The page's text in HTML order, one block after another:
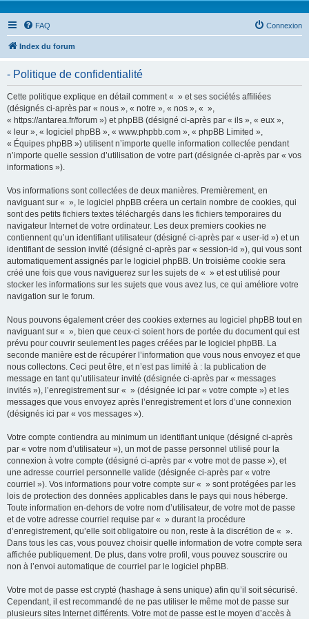
FAQ Connexion
Index du forum
- Politique de confidentialité
Cette politique explique en détail comment « » et ses sociétés affiliées
(désignés ci-après par « nous », « notre », « nos », « »,
« https://antarea.fr/forum ») et phpBB (désigné ci-après par « ils », « eux »,
« leur », « logiciel phpBB », « www.phpbb.com », « phpBB Limited »,
« Équipes phpBB ») utilisent n’importe quelle information collectée pendant
n’importe quelle session d’utilisation de votre part (désignée ci-après par « vos
informations »).
Vos informations sont collectées de deux manières. Premièrement, en
naviguant sur « », le logiciel phpBB créera un certain nombre de cookies, qui
sont des petits fichiers textes téléchargés dans les fichiers temporaires du
navigateur Internet de votre ordinateur. Les deux premiers cookies ne
contiennent qu’un identifiant utilisateur (désigné ci-après par « user-id ») et un
identifiant de session invité (désigné ci-après par « session-id »), qui vous sont
automatiquement assignés par le logiciel phpBB. Un troisième cookie sera
créé une fois que vous naviguerez sur les sujets de « » et est utilisé pour
stocker les informations sur les sujets que vous avez lus, ce qui améliore votre
navigation sur le forum.
Nous pouvons également créer des cookies externes au logiciel phpBB tout en
naviguant sur « », bien que ceux-ci soient hors de portée du document qui est
prévu pour couvrir seulement les pages créées par le logiciel phpBB. La
seconde manière est de récupérer l’information que vous nous envoyez et que
nous collectons. Ceci peut être, et n’est pas limité à : la publication de
message en tant qu’utilisateur invité (désignée ci-après par « messages
invités »), l’enregistrement sur « » (désignée ici par « votre compte ») et les
messages que vous envoyez après l’enregistrement et lors d’une connexion
(désignés ici par « vos messages »).
Votre compte contiendra au minimum un identifiant unique (désigné ci-après
par « votre nom d’utilisateur »), un mot de passe personnel utilisé pour la
connexion à votre compte (désigné ci-après par « votre mot de passe »), et
une adresse courriel personnelle valide (désignée ci-après par « votre
courriel »). Vos informations pour votre compte sur « » sont protégées par les
lois de protection des données applicables dans le pays qui nous héberge.
Toute information en-dehors de votre nom d’utilisateur, de votre mot de passe
et de votre adresse courriel requise par « » durant la procédure
d’enregistrement, qu’elle soit obligatoire ou non, reste à la discrétion de « ».
Dans tous les cas, vous pouvez choisir quelle information de votre compte sera
affichée publiquement. De plus, dans votre profil, vous pouvez souscrire ou
non à l’envoi automatique de courriel par le logiciel phpBB.
Votre mot de passe est crypté (hashage à sens unique) afin qu’il soit sécurisé.
Cependant, il est recommandé de ne pas utiliser le même mot de passe sur
plusieurs sites Internet différents. Votre mot de passe est le moyen d’accès à